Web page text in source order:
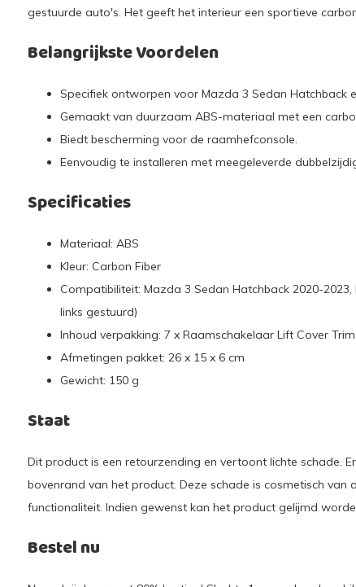
gestuurde auto's. Het geeft het interieur een sportieve
Belangrijkste Voordelen
Specifiek ontworpen voor Mazda 3 Sedan Hatchback
Gemaakt van duurzaam ABS-materiaal met een
Biedt bescherming voor de raamhefconsole.
Eenvoudig te installeren met meegeleverde
Specificaties
Materiaal: ABS
Kleur: Carbon Fiber
Compatibiliteit: Mazda 3 Sedan Hatchback 2020-
links gestuurd)
Inhoud verpakking: 7 x Raamschakelaar Lift Cover
Afmetingen pakket: 26 x 15 x 6 cm
Gewicht: 150 g
Staat
Dit product is een retourzending en vertoont lichte schade.
bovenrand van het product. Deze schade is cosmetisch van
functionaliteit. Indien gewenst kan het product gelijmd
Bestel nu